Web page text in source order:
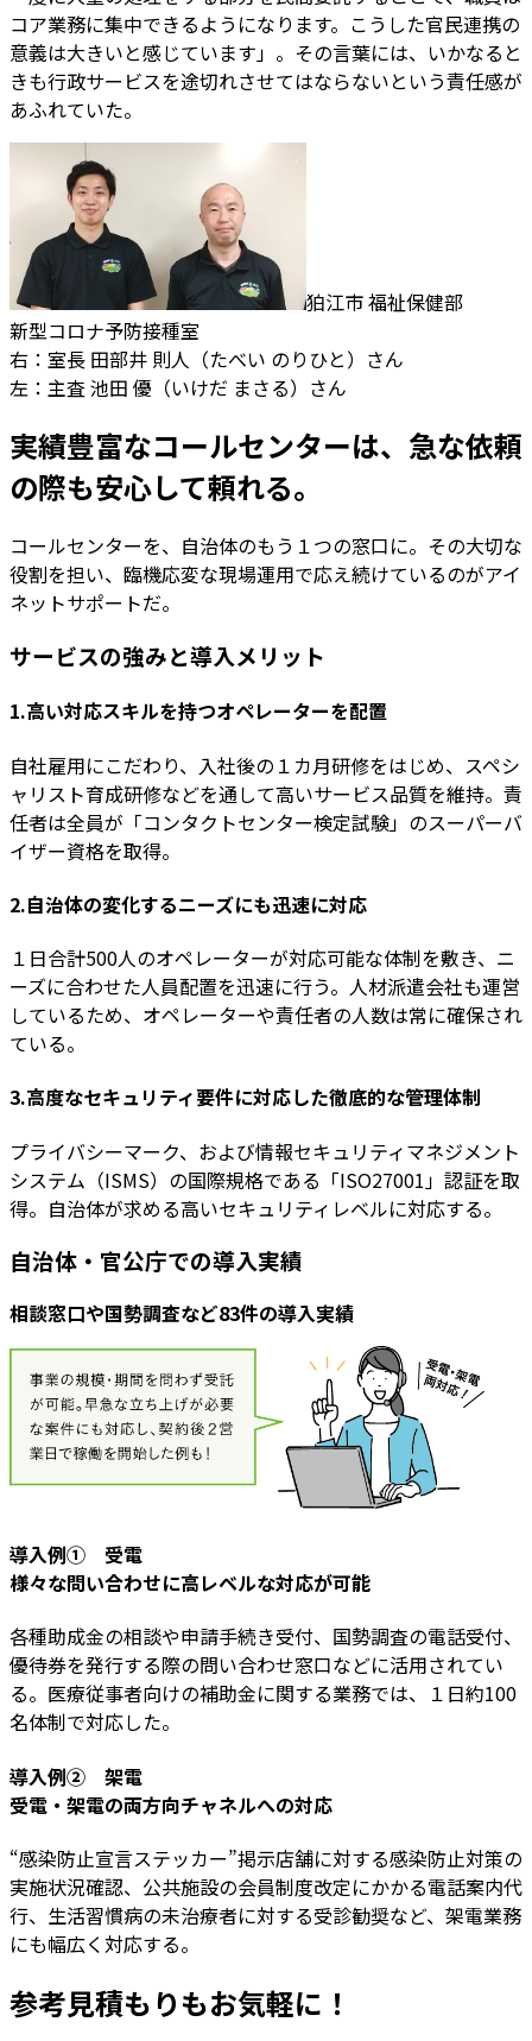
コア業務に集中できるようになります。こうした官民連携の
意義は大きいと感じています」。その言葉には、いかなると
きも行政サービスを途切れさせてはならないという責任感が
あふれていた。
狛江市 福祉保健部
新型コロナ予防接種室
右：室長 田部井 則人（たべい のりひと）さん
左：主査 池田 優（いけだ まさる）さん
実績豊富なコールセンターは、急な依頼
の際も安心して頼れる。
コールセンターを、自治体のもう１つの窓口に。その大切な
役割を担い、臨機応変な現場運用で応え続けているのがアイ
ネットサポートだ。
サービスの強みと導入メリット
1.高い対応スキルを持つオペレーターを配置
自社雇用にこだわり、入社後の１カ月研修をはじめ、スペシ
ャリスト育成研修などを通して高いサービス品質を維持。責
任者は全員が「コンタクトセンター検定試験」のスーパーバ
イザー資格を取得。
2.自治体の変化するニーズにも迅速に対応
１日合計500人のオペレーターが対応可能な体制を敷き、ニ
ーズに合わせた人員配置を迅速に行う。人材派遣会社も運営
しているため、オペレーターや責任者の人数は常に確保され
ている。
3.高度なセキュリティ要件に対応した徹底的な管理体制
プライバシーマーク、および情報セキュリティマネジメント
システム（ISMS）の国際規格である「ISO27001」認証を取
得。自治体が求める高いセキュリティレベルに対応する。
自治体・官公庁での導入実績
相談窓口や国勢調査など83件の導入実績
導入例① 受電
様々な問い合わせに高レベルな対応が可能
各種助成金の相談や申請手続き受付、国勢調査の電話受付、
優待券を発行する際の問い合わせ窓口などに活用されてい
る。医療従事者向けの補助金に関する業務では、１日約100
名体制で対応した。
導入例② 架電
受電・架電の両方向チャネルへの対応
“感染防止宣言ステッカー”掲示店舗に対する感染防止対策の
実施状況確認、公共施設の会員制度改定にかかる電話案内代
行、生活習慣病の未治療者に対する受診勧奨など、架電業務
にも幅広く対応する。
参考見積もりもお気軽に！